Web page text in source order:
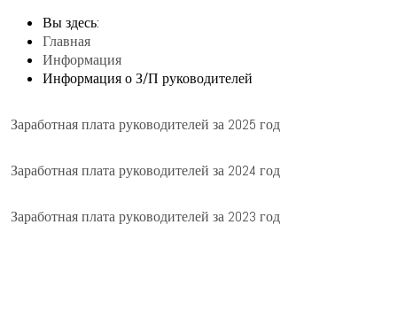
Вы здесь:
Главная
Информация
Информация о З/П руководителей
Заработная плата руководителей за 2025 год
Заработная плата руководителей за 2024 год
Заработная плата руководителей за 2023 год